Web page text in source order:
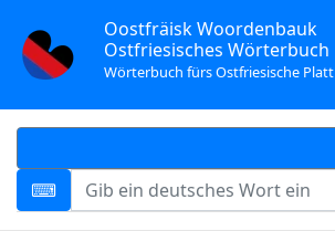
Oostfräisk Woordenbauk
Ostfriesisches Wörterbuch
Wörterbuch fürs Ostfriesische Platt